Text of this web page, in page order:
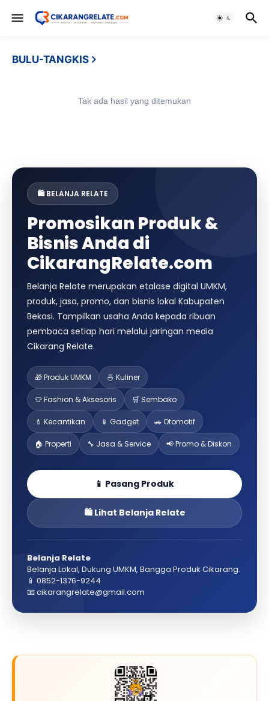
BULU-TANGKIS
Tak ada hasil yang ditemukan
🛍️ BELANJA RELATE
Promosikan Produk &
Bisnis Anda di
CikarangRelate.com
Belanja Relate merupakan etalase digital UMKM,
produk, jasa, promo, dan bisnis lokal Kabupaten
Bekasi. Tampilkan usaha Anda kepada ribuan
pembaca setiap hari melalui jaringan media
Cikarang Relate.
🎁 Produk UMKM 🍜 Kuliner
👕 Fashion & Aksesoris 🛒 Sembako
💄 Kecantikan 📱 Gadget 🚗 Otomotif
🏠 Properti 🔧 Jasa & Service 📢 Promo & Diskon
📱 Pasang Produk
🛍️ Lihat Belanja Relate
Belanja Relate
Belanja Lokal, Dukung UMKM, Bangga Produk Cikarang.
📱 0852-1376-9244
📧 cikarangrelate@gmail.com